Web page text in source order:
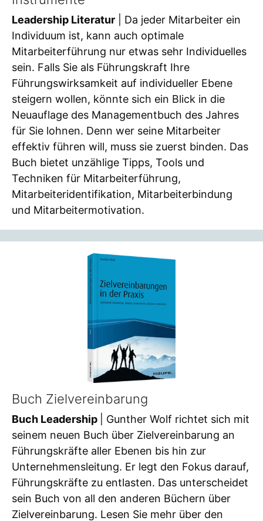
Leadership Literatur | Da jeder Mitarbeiter ein
Individuum ist, kann auch optimale
Mitarbeiterführung nur etwas sehr Individuelles
sein. Falls Sie als Führungskraft Ihre
Führungswirksamkeit auf individueller Ebene
steigern wollen, könnte sich ein Blick in die
Neuauflage des Managementbuch des Jahres
für Sie lohnen. Denn wer seine Mitarbeiter
effektiv führen will, muss sie zuerst binden. Das
Buch bietet unzählige Tipps, Tools und
Techniken für Mitarbeiterführung,
Mitarbeiteridentifikation, Mitarbeiterbindung
und Mitarbeitermotivation.
Buch Zielvereinbarung
Buch Leadership
| Gunther Wolf richtet sich mit
seinem neuen Buch über Zielvereinbarung an
Führungskräfte aller Ebenen bis hin zur
Unternehmensleitung. Er legt den Fokus darauf,
Führungskräfte zu entlasten. Das unterscheidet
sein Buch von all den anderen Büchern über
Zielvereinbarung. Lesen Sie mehr über den